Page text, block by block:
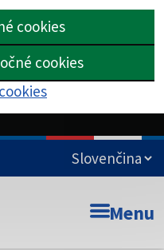
cookies
cookies
Menu